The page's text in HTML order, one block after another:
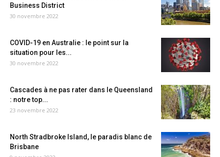
Business District
30 novembre 2022
COVID-19 en Australie : le point sur la
situation pour les...
30 novembre 2022
Cascades à ne pas rater dans le Queensland
: notre top...
23 novembre 2022
North Stradbroke Island, le paradis blanc de
Brisbane